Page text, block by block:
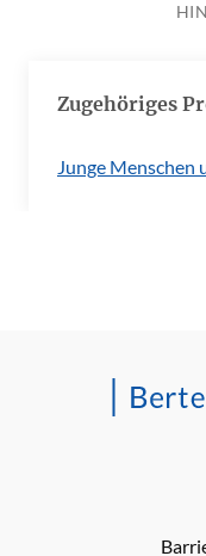
Zugehöriges
Junge Menschen